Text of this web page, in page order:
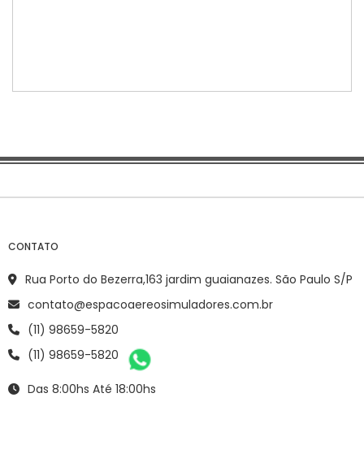
CONTATO
Rua Porto do Bezerra,163 jardim guaianazes. São Paulo S/P
contato@espacoaereosimuladores.com.br
(11) 98659-5820
(11) 98659-5820
Das 8:00hs Até 18:00hs